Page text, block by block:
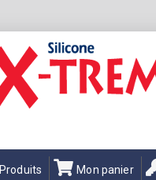
Produits Mon panier